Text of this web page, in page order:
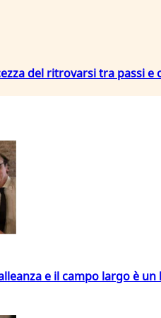
del ritrovarsi tra passi e
e il campo largo è